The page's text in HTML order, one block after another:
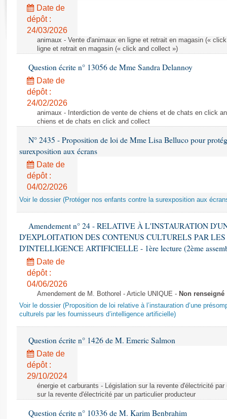
Rapports législatifs
Rapports sur l'application des lois
Baromètre de l’application des lois
Dossiers législatifs
Budget et sécurité sociale
Questions écrites et orales
Comptes rendus des débats
Date de
dépôt :
24/03/2026
animaux - Vente d'animaux en ligne et retrait en magasin («
ligne et retrait en magasin (« click and collect »)
Question écrite n° 13056 de Mme Sandra Delannoy
Date de
dépôt :
24/02/2026
animaux - Interdiction de vente de chiens et de chats en click
chiens et de chats en click and collect
N° 2435 - Proposition de loi de Mme Lisa Belluco pour
surexposition aux écrans
Date de
dépôt :
04/02/2026
Voir le dossier (Protéger nos enfants contre la surexposition aux
Amendement n° 24 - RELATIVE À L'INSTAURATION
D'EXPLOITATION DES CONTENUS CULTURELS PAR LES
D'INTELLIGENCE ARTIFICIELLE - 1ère lecture (2ème
Date de
dépôt :
04/06/2026
Amendement de M. Bothorel - Article UNIQUE - Non renseigné
Voir le dossier (Proposition de loi relative à l’instauration d’une
culturels par les fournisseurs d’intelligence artificielle)
Question écrite n° 1426 de M. Emeric Salmon
Date de
dépôt :
29/10/2024
énergie et carburants - Législation sur la revente d'électricité
sur la revente d'électricité par un particulier producteur
Question écrite n° 10336 de M. Karim Benbrahim